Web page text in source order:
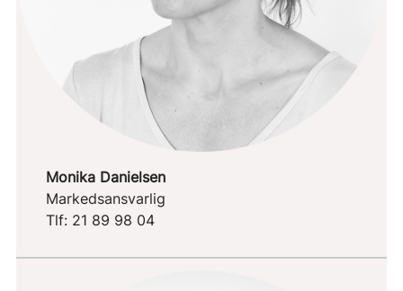
Monika Danielsen
Markedsansvarlig
Tlf: 21 89 98 04